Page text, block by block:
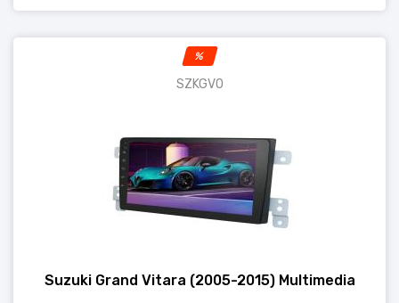
%
SZKGVO
Suzuki Grand Vitara (2005-2015) Multimedia